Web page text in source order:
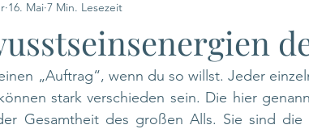
16. Mai 7 Min. Lesezeit
„Auftrag“, wenn du so willst. Jeder
stark verschieden sein. Die hier
Gesamtheit des großen Alls. Sie sind